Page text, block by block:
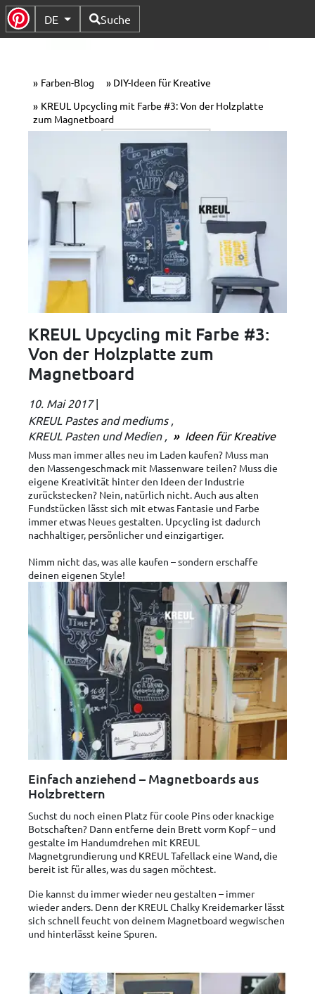
Untermenü Umschalten
DE Verfügbare Sprachen
Suche
Farben-Blog
DIY-Ideen für Kreative
KREUL Upcycling mit Farbe #3: Von der Holzplatte
zum Magnetboard
KREUL Upcycling mit Farbe #3:
Von der Holzplatte zum
Magnetboard
10. Mai 2017|
KREUL Pastes and mediums
KREUL Pasten und Medien
Ideen für Kreative
Muss man immer alles neu im Laden kaufen? Muss man
den Massengeschmack mit Massenware teilen? Muss die
eigene Kreativität hinter den Ideen der Industrie
zurückstecken? Nein, natürlich nicht. Auch aus alten
Fundstücken lässt sich mit etwas Fantasie und Farbe
immer etwas Neues gestalten. Upcycling ist dadurch
nachhaltiger, persönlicher und einzigartiger.
Nimm nicht das, was alle kaufen – sondern erschaffe
deinen eigenen Style!
Einfach anziehend – Magnetboards aus
Holzbrettern
Suchst du noch einen Platz für coole Pins oder knackige
Botschaften? Dann entferne dein Brett vorm Kopf – und
gestalte im Handumdrehen mit KREUL
Magnetgrundierung und KREUL Tafellack eine Wand, die
bereit ist für alles, was du sagen möchtest.
Die kannst du immer wieder neu gestalten – immer
wieder anders. Denn der KREUL Chalky Kreidemarker lässt
sich schnell feucht von deinem Magnetboard wegwischen
und hinterlässt keine Spuren.